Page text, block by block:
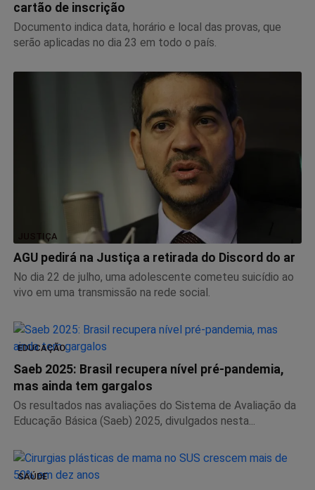
cartão de inscrição
Documento indica data, horário e local das provas, que
serão aplicadas no dia 23 em todo o país.
JUSTIÇA
AGU pedirá na Justiça a retirada do Discord do ar
No dia 22 de julho, uma adolescente cometeu suicídio ao
vivo em uma transmissão na rede social.
EDUCAÇÃO
Saeb 2025: Brasil recupera nível pré-pandemia,
mas ainda tem gargalos
Os resultados nas avaliações do Sistema de Avaliação da
Educação Básica (Saeb) 2025, divulgados nesta...
SAÚDE